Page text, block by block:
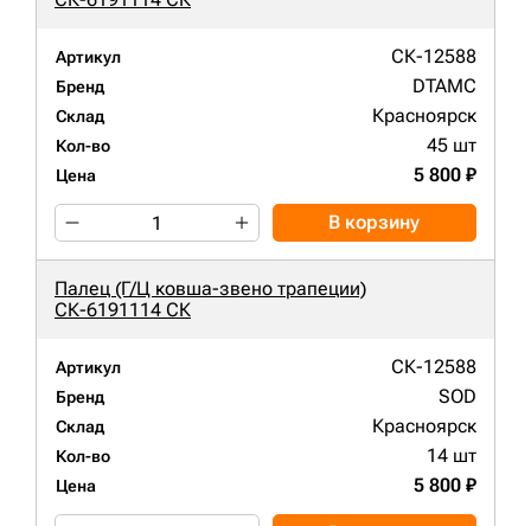
Артикул СК-12588
Бренд DTAMC
Склад Красноярск
Кол-во 45 шт
Цена 5 800 ₽
В корзину
Палец (Г/Ц ковша-звено трапеции)
СК-6191114 СК
Артикул СК-12588
Бренд SOD
Склад Красноярск
Кол-во 14 шт
Цена 5 800 ₽